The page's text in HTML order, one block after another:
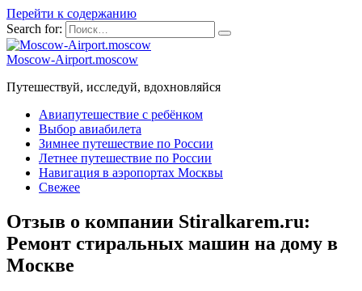
Перейти к содержанию
Search for:
Moscow-Airport.moscow
Путешествуй, исследуй, вдохновляйся
Авиапутешествие с ребёнком
Выбор авиабилета
Зимнее путешествие по России
Летнее путешествие по России
Навигация в аэропортах Москвы
Свежее
Отзыв о компании Stiralkarem.ru:
Ремонт стиральных машин на дому в
Москве